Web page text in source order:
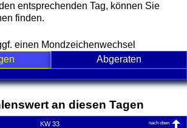
entsprechenden Tag, können Sie
finden.
einen Mondzeichenwechsel
Abgeraten
contents
an diesen Tagen
KW 33 nach oben